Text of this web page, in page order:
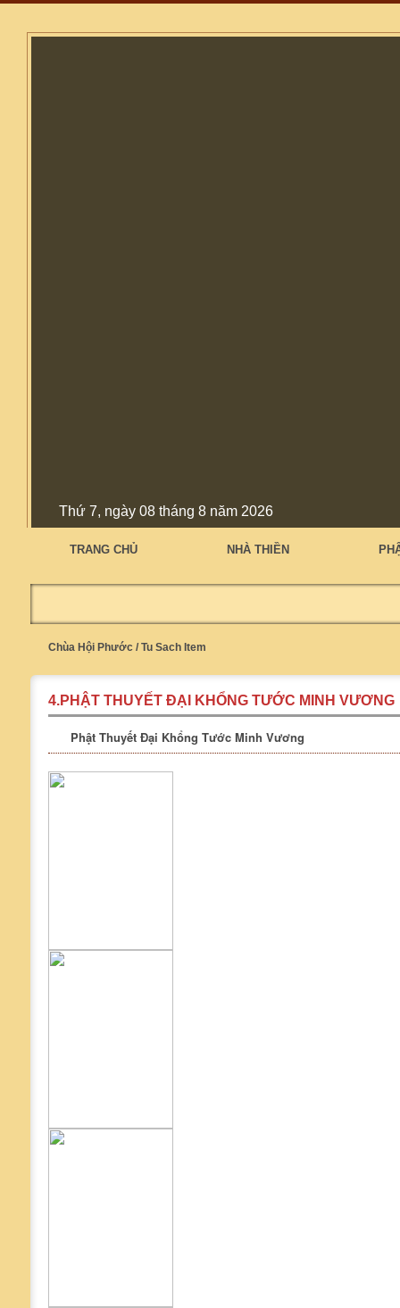
Thứ 7, ngày 08 tháng 8 năm 2026
TRANG CHỦ NHÀ THIỀN
Chùa Hội Phước / Tu Sach Item
4.PHẬT THUYẾT ĐẠI KHỔNG TƯỚC MINH VƯƠNG
Phật Thuyết Đại Khổng Tước Minh Vương